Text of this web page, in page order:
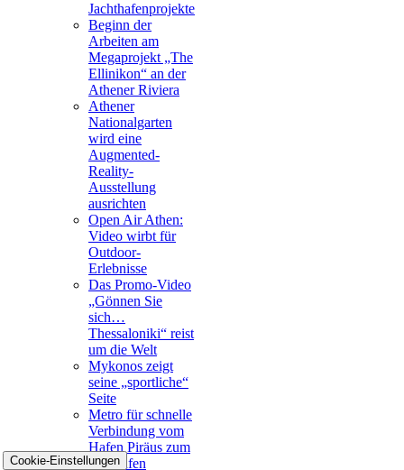
Jachthafenprojekte
Beginn der
Arbeiten am
Megaprojekt „The
Ellinikon“ an der
Athener Riviera
Athener
Nationalgarten
wird eine
Augmented-
Reality-
Ausstellung
ausrichten
Open Air Athen:
Video wirbt für
Outdoor-
Erlebnisse
Das Promo-Video
„Gönnen Sie
sich…
Thessaloniki“ reist
um die Welt
Mykonos zeigt
seine „sportliche“
Seite
Metro für schnelle
Verbindung vom
Hafen Piräus zum
Flughafen
Cookie-Einstellungen